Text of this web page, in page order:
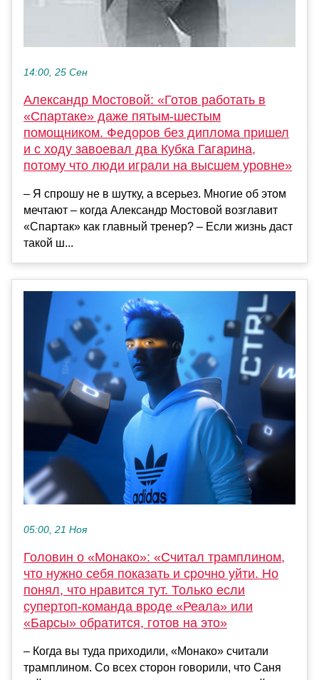
14:00, 25 Сен
Александр Мостовой: «Готов работать в
«Спартаке» даже пятым-шестым
помощником. Федоров без диплома пришел
и с ходу завоевал два Кубка Гагарина,
потому что люди играли на высшем уровне»
– Я спрошу не в шутку, а всерьез. Многие об этом
мечтают – когда Александр Мостовой возглавит
«Спартак» как главный тренер? – Если жизнь даст
такой ш...
05:00, 21 Ноя
Головин о «Монако»: «Считал трамплином,
что нужно себя показать и срочно уйти. Но
понял, что нравится тут. Только если
супертоп-команда вроде «Реала» или
«Барсы» обратится, готов на это»
– Когда вы туда приходили, «Монако» считали
трамплином. Со всех сторон говорили, что Саня